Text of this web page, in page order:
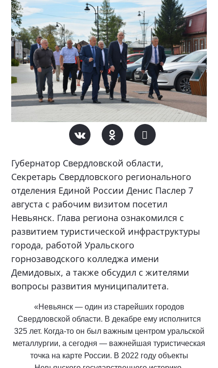
Губернатор Свердловской области,
Секретарь Свердловского регионального
отделения Единой России Денис Паслер 7
августа с рабочим визитом посетил
Невьянск. Глава региона ознакомился с
развитием туристической инфраструктуры
города, работой Уральского
горнозаводского колледжа имени
Демидовых, а также обсудил с жителями
вопросы развития муниципалитета.
«Невьянск — один из старейших городов
Свердловской области. В декабре ему исполнится
325 лет. Когда-то он был важным центром уральской
металлургии, а сегодня — важнейшая туристическая
точка на карте России. В 2022 году объекты